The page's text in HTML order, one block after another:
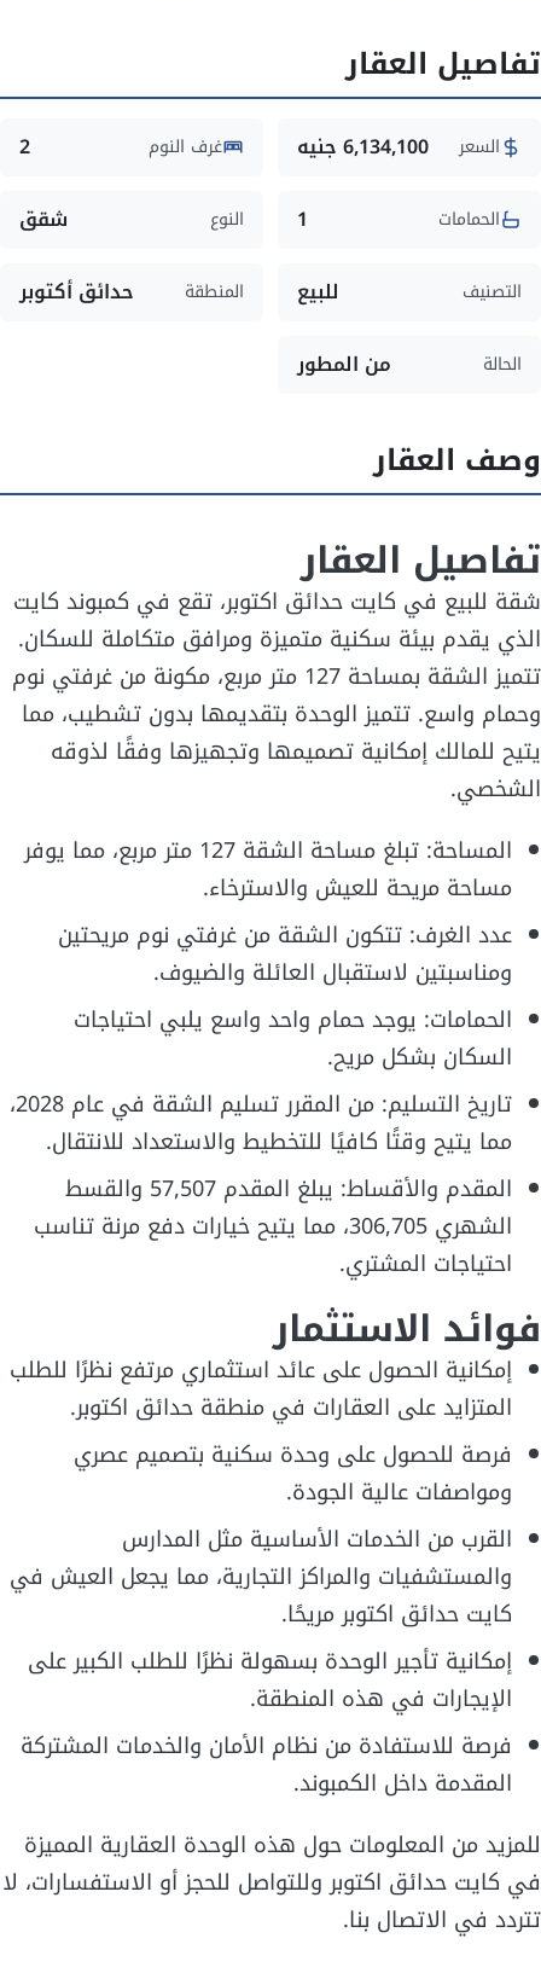
تفاصيل العقار
السعر 6,134,100 جنيه غرف النوم 2
الحمامات 1 النوع شقق
التصنيف للبيع المنطقة حدائق أكتوبر
الحالة من المطور
وصف العقار
تفاصيل العقار
شقة للبيع في كايت حدائق اكتوبر، تقع في كمبوند كايت
الذي يقدم بيئة سكنية متميزة ومرافق متكاملة للسكان.
تتميز الشقة بمساحة 127 متر مربع، مكونة من غرفتي نوم
وحمام واسع. تتميز الوحدة بتقديمها بدون تشطيب، مما
يتيح للمالك إمكانية تصميمها وتجهيزها وفقًا لذوقه
الشخصي.
المساحة: تبلغ مساحة الشقة 127 متر مربع، مما يوفر
مساحة مريحة للعيش والاسترخاء.
عدد الغرف: تتكون الشقة من غرفتي نوم مريحتين
ومناسبتين لاستقبال العائلة والضيوف.
الحمامات: يوجد حمام واحد واسع يلبي احتياجات
السكان بشكل مريح.
تاريخ التسليم: من المقرر تسليم الشقة في عام 2028،
مما يتيح وقتًا كافيًا للتخطيط والاستعداد للانتقال.
المقدم والأقساط: يبلغ المقدم 57,507 والقسط
الشهري 306,705، مما يتيح خيارات دفع مرنة تناسب
احتياجات المشتري.
فوائد الاستثمار
إمكانية الحصول على عائد استثماري مرتفع نظرًا للطلب
المتزايد على العقارات في منطقة حدائق اكتوبر.
فرصة للحصول على وحدة سكنية بتصميم عصري
ومواصفات عالية الجودة.
القرب من الخدمات الأساسية مثل المدارس
والمستشفيات والمراكز التجارية، مما يجعل العيش في
كايت حدائق اكتوبر مريحًا.
إمكانية تأجير الوحدة بسهولة نظرًا للطلب الكبير على
الإيجارات في هذه المنطقة.
فرصة للاستفادة من نظام الأمان والخدمات المشتركة
المقدمة داخل الكمبوند.
للمزيد من المعلومات حول هذه الوحدة العقارية المميزة
في كايت حدائق اكتوبر وللتواصل للحجز أو الاستفسارات، لا
تتردد في الاتصال بنا.